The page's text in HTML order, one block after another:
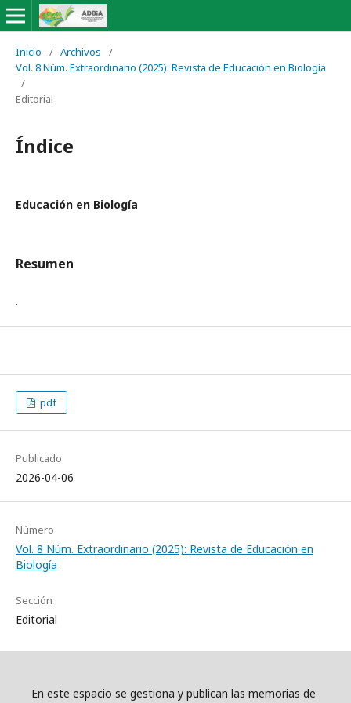
Inicio / Archivos
/
Vol. 8 Núm. Extraordinario (2025): Revista de Educación en Biología
/
Editorial
Índice
Educación en Biología
Resumen
.
pdf
Publicado
2026-04-06
Número
Vol. 8 Núm. Extraordinario (2025): Revista de Educación en
Biología
Sección
Editorial
En este espacio se gestiona y publican las memorias de